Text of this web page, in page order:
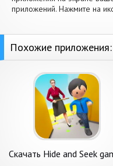
приложений. Нажмите на
Похожие приложения:
Скачать Hide and Seek